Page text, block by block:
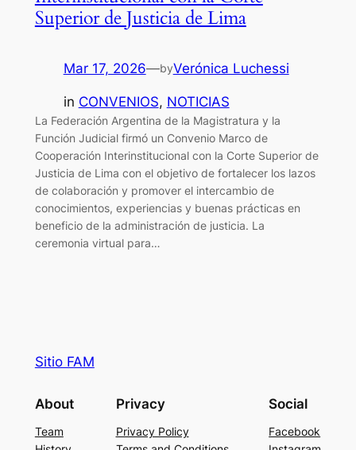
Superior de Justicia de Lima
Mar 17, 2026—byVerónica Luchessi
in CONVENIOS, NOTICIAS
La Federación Argentina de la Magistratura y la
Función Judicial firmó un Convenio Marco de
Cooperación Interinstitucional con la Corte Superior de
Justicia de Lima con el objetivo de fortalecer los lazos
de colaboración y promover el intercambio de
conocimientos, experiencias y buenas prácticas en
beneficio de la administración de justicia. La
ceremonia virtual para…
Sitio FAM
About
Team
Privacy
Privacy Policy
Social
Facebook